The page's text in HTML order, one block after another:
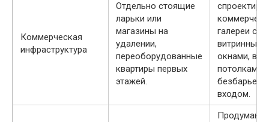
Коммерческая
инфраструктура
Отдельно стоящие
ларьки или
магазины на
удалении,
переоборудованные
квартиры первых
этажей.
галереи с
витринными
окнами,
потолками и
входом.